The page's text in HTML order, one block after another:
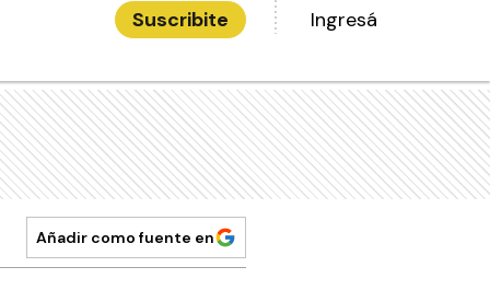
Suscribite Ingresá
Añadir como fuente en